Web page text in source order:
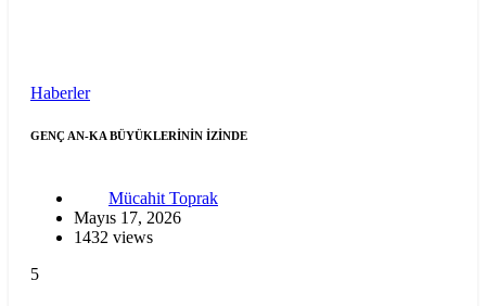
Haberler
GENÇ AN-KA BÜYÜKLERİNİN İZİNDE
Mücahit Toprak
Mayıs 17, 2026
1432 views
5